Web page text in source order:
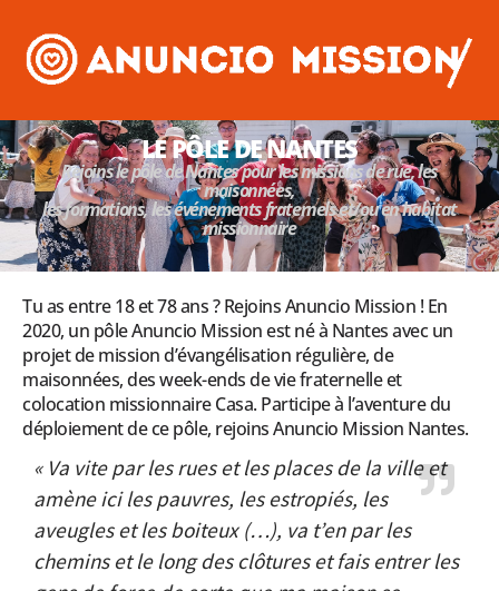
LE PÔLE DE NANTES
Rejoins le pôle de Nantes pour les missions de rue, les
maisonnées,
les formations, les événements fraternelset/ou en habitat
missionnaire
Tu as entre 18 et 78 ans ? Rejoins Anuncio Mission ! En
2020, un pôle Anuncio Mission est né à Nantes avec un
projet de mission d’évangélisation régulière, de
maisonnées, des week-ends de vie fraternelle et
colocation missionnaire Casa. Participe à l’aventure du
déploiement de ce pôle, rejoins Anuncio Mission Nantes.
« Va vite par les rues et les places de la ville et
amène ici les pauvres, les estropiés, les
aveugles et les boiteux (…), va t’en par les
chemins et le long des clôtures et fais entrer les